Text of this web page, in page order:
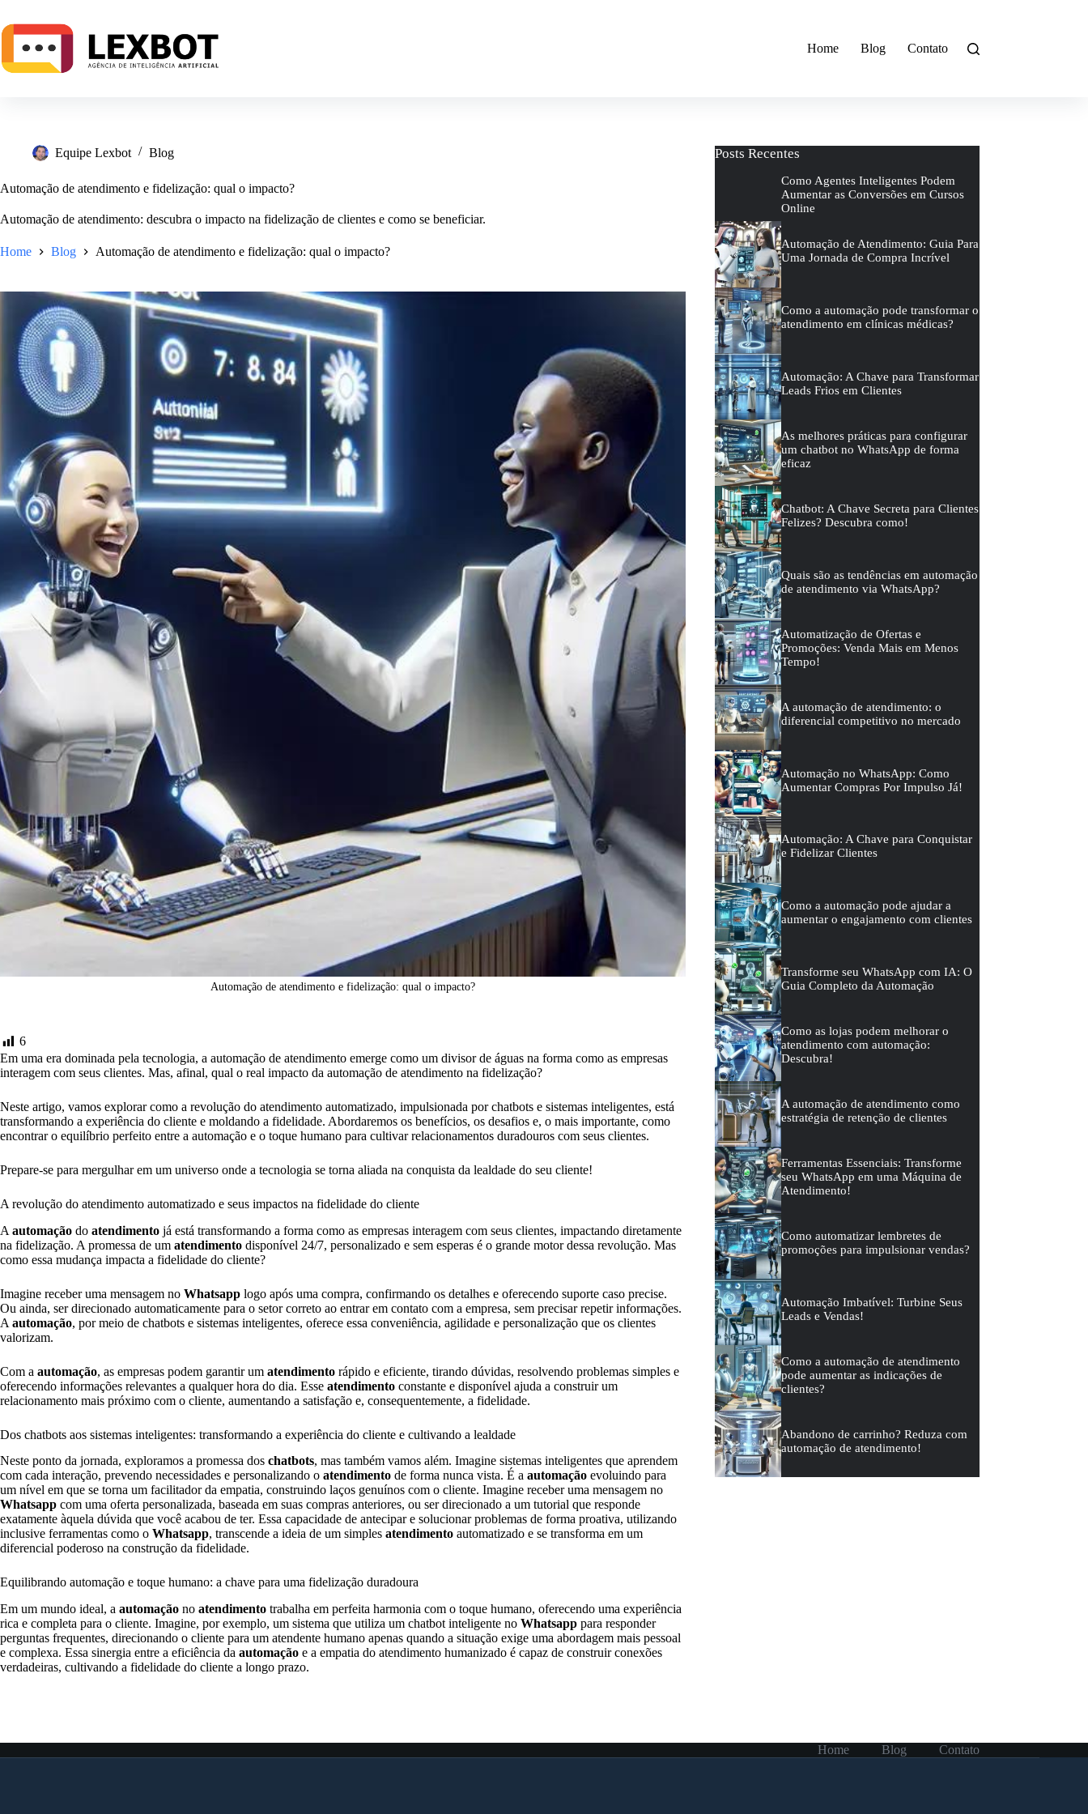
Home Blog Contato
Equipe Lexbot Blog
Automação de atendimento e fidelização: qual o impacto?
Automação de atendimento: descubra o impacto na fidelização de clientes e como se beneficiar.
Home Blog Automação de atendimento e fidelização: qual o impacto?
Automação de atendimento e fidelização: qual o impacto?
6
Em uma era dominada pela tecnologia, a automação de atendimento emerge como um divisor de águas na forma como as empresas
interagem com seus clientes. Mas, afinal, qual o real impacto da automação de atendimento na fidelização?
Neste artigo, vamos explorar como a revolução do atendimento automatizado, impulsionada por chatbots e sistemas inteligentes, está
transformando a experiência do cliente e moldando a fidelidade. Abordaremos os benefícios, os desafios e, o mais importante, como
encontrar o equilíbrio perfeito entre a automação e o toque humano para cultivar relacionamentos duradouros com seus clientes.
Prepare-se para mergulhar em um universo onde a tecnologia se torna aliada na conquista da lealdade do seu cliente!
A revolução do atendimento automatizado e seus impactos na fidelidade do cliente
A automação do atendimento já está transformando a forma como as empresas interagem com seus clientes, impactando diretamente
na fidelização. A promessa de um atendimento disponível 24/7, personalizado e sem esperas é o grande motor dessa revolução. Mas
como essa mudança impacta a fidelidade do cliente?
Imagine receber uma mensagem no Whatsapp logo após uma compra, confirmando os detalhes e oferecendo suporte caso precise.
Ou ainda, ser direcionado automaticamente para o setor correto ao entrar em contato com a empresa, sem precisar repetir informações.
A automação, por meio de chatbots e sistemas inteligentes, oferece essa conveniência, agilidade e personalização que os clientes
valorizam.
Com a automação, as empresas podem garantir um atendimento rápido e eficiente, tirando dúvidas, resolvendo problemas simples e
oferecendo informações relevantes a qualquer hora do dia. Esse atendimento constante e disponível ajuda a construir um
relacionamento mais próximo com o cliente, aumentando a satisfação e, consequentemente, a fidelidade.
Dos chatbots aos sistemas inteligentes: transformando a experiência do cliente e cultivando a lealdade
Neste ponto da jornada, exploramos a promessa dos chatbots, mas também vamos além. Imagine sistemas inteligentes que aprendem
com cada interação, prevendo necessidades e personalizando o atendimento de forma nunca vista. É a automação evoluindo para
um nível em que se torna um facilitador da empatia, construindo laços genuínos com o cliente. Imagine receber uma mensagem no
Whatsapp com uma oferta personalizada, baseada em suas compras anteriores, ou ser direcionado a um tutorial que responde
exatamente àquela dúvida que você acabou de ter. Essa capacidade de antecipar e solucionar problemas de forma proativa, utilizando
inclusive ferramentas como o Whatsapp, transcende a ideia de um simples atendimento automatizado e se transforma em um
diferencial poderoso na construção da fidelidade.
Equilibrando automação e toque humano: a chave para uma fidelização duradoura
Em um mundo ideal, a automação no atendimento trabalha em perfeita harmonia com o toque humano, oferecendo uma experiência
rica e completa para o cliente. Imagine, por exemplo, um sistema que utiliza um chatbot inteligente no Whatsapp para responder
perguntas frequentes, direcionando o cliente para um atendente humano apenas quando a situação exige uma abordagem mais pessoal
e complexa. Essa sinergia entre a eficiência da automação e a empatia do atendimento humanizado é capaz de construir conexões
verdadeiras, cultivando a fidelidade do cliente a longo prazo.
Posts Recentes
Como Agentes Inteligentes Podem
Aumentar as Conversões em Cursos
Online
Automação de Atendimento: Guia Para
Uma Jornada de Compra Incrível
Como a automação pode transformar o
atendimento em clínicas médicas?
Automação: A Chave para Transformar
Leads Frios em Clientes
As melhores práticas para configurar
um chatbot no WhatsApp de forma
eficaz
Chatbot: A Chave Secreta para Clientes
Felizes? Descubra como!
Quais são as tendências em automação
de atendimento via WhatsApp?
Automatização de Ofertas e
Promoções: Venda Mais em Menos
Tempo!
A automação de atendimento: o
diferencial competitivo no mercado
Automação no WhatsApp: Como
Aumentar Compras Por Impulso Já!
Automação: A Chave para Conquistar
e Fidelizar Clientes
Como a automação pode ajudar a
aumentar o engajamento com clientes
Transforme seu WhatsApp com IA: O
Guia Completo da Automação
Como as lojas podem melhorar o
atendimento com automação:
Descubra!
A automação de atendimento como
estratégia de retenção de clientes
Ferramentas Essenciais: Transforme
seu WhatsApp em uma Máquina de
Atendimento!
Como automatizar lembretes de
promoções para impulsionar vendas?
Automação Imbatível: Turbine Seus
Leads e Vendas!
Como a automação de atendimento
pode aumentar as indicações de
clientes?
Abandono de carrinho? Reduza com
automação de atendimento!
Home Blog Contato